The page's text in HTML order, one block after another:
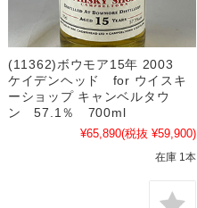
(11362)ボウモア15年 2003
ケイデンヘッド for ウイスキ
ーショップ キャンベルタウ
ン 57.1％ 700ml
¥65,890(税抜 ¥59,900)
在庫 1本